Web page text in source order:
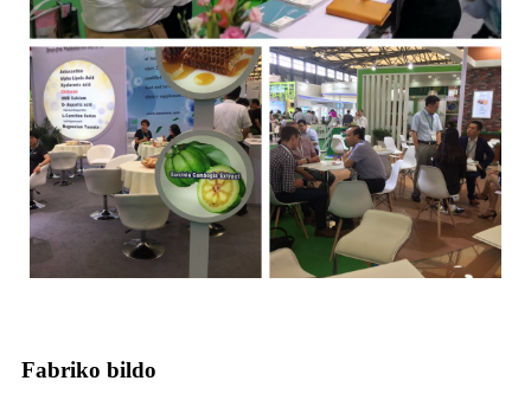
Fabriko bildo